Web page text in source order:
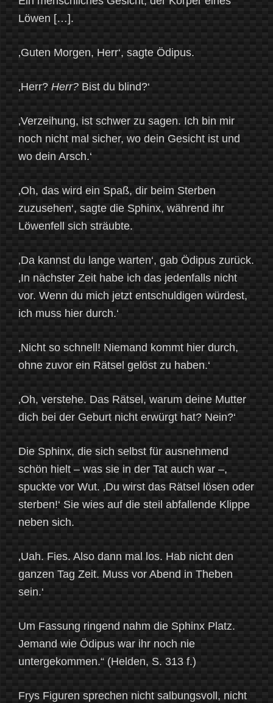
Löwen […].
‚Guten Morgen, Herr‘, sagte Ödipus.
‚Herr? Herr? Bist du blind?‘
‚Verzeihung, ist schwer zu sagen. Ich bin mir
noch nicht mal sicher, wo dein Gesicht ist und
wo dein Arsch.‘
‚Oh, das wird ein Spaß, dir beim Sterben
zuzusehen‘, sagte die Sphinx, während ihr
Löwenfell sich sträubte.
‚Da kannst du lange warten‘, gab Ödipus zurück.
‚In nächster Zeit habe ich das jedenfalls nicht
vor. Wenn du mich jetzt entschuldigen würdest,
ich muss hier durch.‘
‚Nicht so schnell! Niemand kommt hier durch,
ohne zuvor ein Rätsel gelöst zu haben.‘
‚Oh, verstehe. Das Rätsel, warum deine Mutter
dich bei der Geburt nicht erwürgt hat? Nein?‘
Die Sphinx, die sich selbst für ausnehmend
schön hielt – was sie in der Tat auch war –,
spuckte vor Wut. ‚Du wirst das Rätsel lösen oder
sterben!‘ Sie wies auf die steil abfallende Klippe
neben sich.
‚Uah. Fies. Also dann mal los. Hab nicht den
ganzen Tag Zeit. Muss vor Abend in Theben
sein.‘
Um Fassung ringend nahm die Sphinx Platz.
Jemand wie Ödipus war ihr noch nie
untergekommen.“ (Helden, S. 313 f.)
Frys Figuren sprechen nicht salbungsvoll, nicht